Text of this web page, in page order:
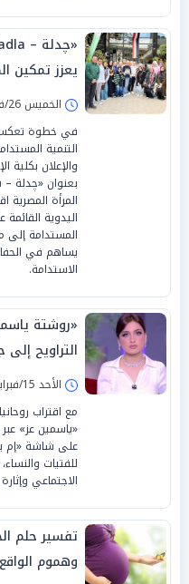
يعزز تمكين
مستدامة
الخميس 26/فبراير/2026 - 09:07 م
في خطوة تعكس
التنمية
والإعلان بكلية
المرأة المصرية
اليدوية
المستدامة إلى
يساهم في
الاستدامة.
«روشتة
التراويح إلى
الأحد 15/فبراير/2026 - 12:12 م
مع اقتراب
«ياسمين عز»
على شاشة «إم
للفتيات
الاجتماعي
تفسير حلم
وهموم الواقع